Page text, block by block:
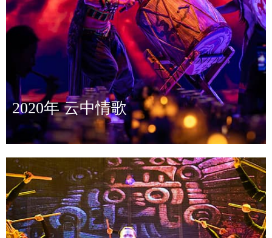
2020年 云中情歌